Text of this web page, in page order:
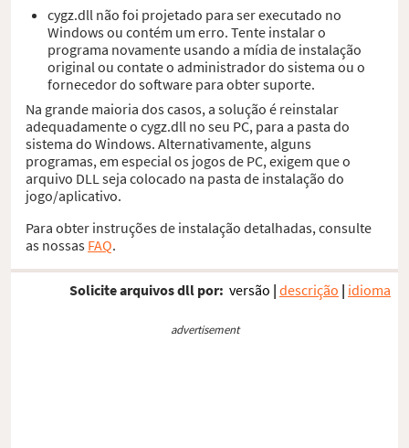
cygz.dll não foi projetado para ser executado no
Windows ou contém um erro. Tente instalar o
programa novamente usando a mídia de instalação
original ou contate o administrador do sistema ou o
fornecedor do software para obter suporte.
Na grande maioria dos casos, a solução é reinstalar
adequadamente o cygz.dll no seu PC, para a pasta do
sistema do Windows. Alternativamente, alguns
programas, em especial os jogos de PC, exigem que o
arquivo DLL seja colocado na pasta de instalação do
jogo/aplicativo.
Para obter instruções de instalação detalhadas, consulte
as nossas FAQ.
Solicite arquivos dll por: versão | descrição | idioma
advertisement